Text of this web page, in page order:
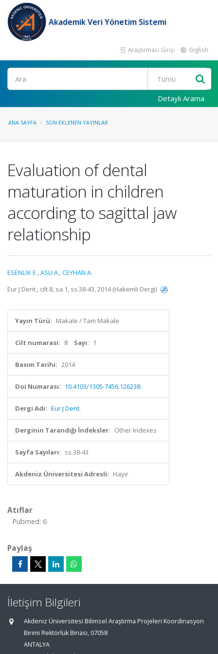
Akademik Veri Yönetim Sistemi
Araştırmacı Girişi English
Ara
Detaylı Arama
ANA SAYFA SON EKLENEN YAYINLAR
Evaluation of dental
maturation in children
according to sagittal jaw
relationship
ESENLİK E.,ASLI A.,CEYHAN A.
Eur J Dent., cilt.8, sa.1, ss.38-43, 2014 (Hakemli Dergi)
Yayın Türü: Makale / Tam Makale
Cilt numarası: 8 Sayı: 1
Basım Tarihi: 2014
Doi Numarası: 10.4103/1305-7456.126238.
Dergi Adı: Eur J Dent.
Derginin Tarandığı İndeksler: Other Indexes
Sayfa Sayıları: ss.38-43
Akdeniz Üniversitesi Adresli: Hayır
Atıflar
Pubmed: 6
Paylaş
İletişim Bilgileri
Akdeniz Üniversitesi Bilimsel Araştırma Projeleri Koordinasyon
Birimi Rektörlük Binası, 07058
ANTALYA